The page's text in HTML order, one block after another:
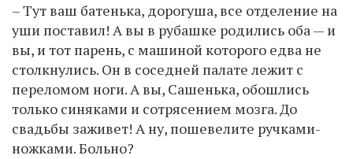
– Тут ваш батенька, дорогуша, все отделение на
уши поставил! А вы в рубашке родились оба — и
вы, и тот парень, с машиной которого едва не
столкнулись. Он в соседней палате лежит с
переломом ноги. А вы, Сашенька, обошлись
только синяками и сотрясением мозга. До
свадьбы заживет! А ну, пошевелите ручками-
ножками. Больно?